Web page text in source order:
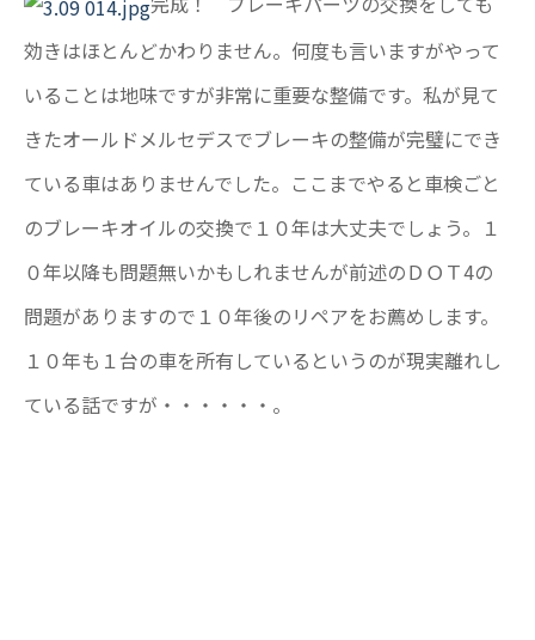
効きはほとんどかわりません。何度も言いますがやって
いることは地味ですが非常に重要な整備です。私が見て
きたオールドメルセデスでブレーキの整備が完璧にでき
ている車はありませんでした。ここまでやると車検ごと
のブレーキオイルの交換で１０年は大丈夫でしょう。１
０年以降も問題無いかもしれませんが前述のＤＯＴ4の
問題がありますので１０年後のリペアをお薦めします。
１０年も１台の車を所有しているというのが現実離れし
ている話ですが・・・・・・。